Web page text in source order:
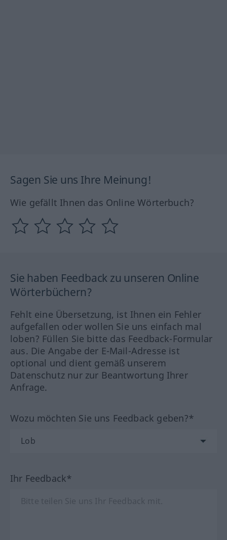
Sagen Sie uns Ihre Meinung!
Wie gefällt Ihnen das Online Wörterbuch?
Sie haben Feedback zu unseren Online
Wörterbüchern?
Fehlt eine Übersetzung, ist Ihnen ein Fehler
aufgefallen oder wollen Sie uns einfach mal
loben? Füllen Sie bitte das Feedback-Formular
aus. Die Angabe der E-Mail-Adresse ist
optional und dient gemäß unserem
Datenschutz nur zur Beantwortung Ihrer
Anfrage.
Wozu möchten Sie uns Feedback geben?*
Ihr Feedback*